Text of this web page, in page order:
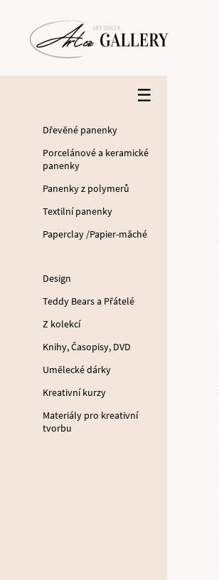
☰
Dřevěné panenky
Porcelánové a keramické
panenky
Panenky z polymerů
Textilní panenky
Paperclay /Papier-mâché
Design
Teddy Bears a Přátelé
Z kolekcí
Knihy, Časopisy, DVD
Umělecké dárky
Kreativní kurzy
Materiály pro kreativní
tvorbu